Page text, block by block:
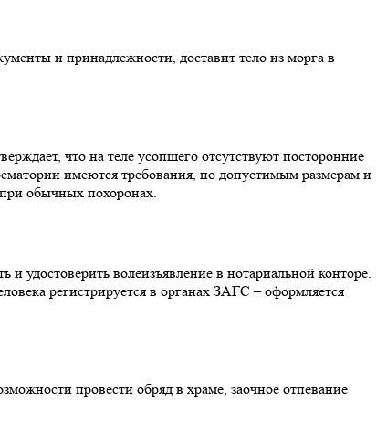
и принадлежности, доставит тело из морга в
что на теле усопшего отсутствуют посторонние
имеются требования, по допустимым размерам и
обычных похоронах.
удостоверить волеизъявление в нотариальной конторе.
регистрируется в органах ЗАГС – оформляется
провести обряд в храме, заочное отпевание